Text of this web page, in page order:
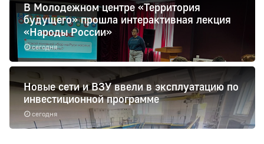
сегодня
В Молодежном центре «Территория
будущего» прошла интерактивная лекция
«Народы России»
сегодня
Новые сети и ВЗУ ввели в эксплуатацию по
инвестиционной программе